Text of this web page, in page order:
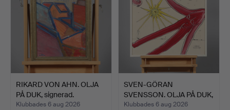
RIKARD VON AHN. OLJA
PÅ DUK, signerad.
Klubbades 6 aug 2026
SVEN-GÖRAN
SVENSSON. OLJA PÅ DUK,
signerad…
Klubbades 6 aug 2026